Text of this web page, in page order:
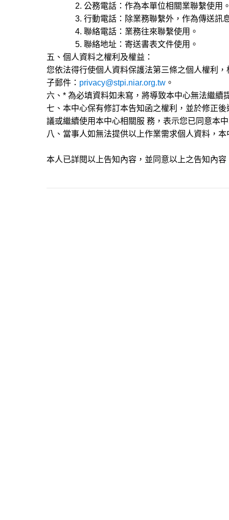
2. 公務電話：作為本單位相關業聯繫使用
3. 行動電話：除業務聯繫外，作為傳送訊
4. 聯絡電話：業務往來聯繫使用。
5. 聯絡地址：寄送書表文件使用。
五、個人資料之權利及權益：
您依法得行使個人資料保護法第三條之個人權利
子郵件： privacy@stpi.niar.org.tw 。
六、* 為必填資料如未寫，將導致本中心無法繼續
七、本中心保有修訂本告知函之權利，並於修正
議或繼續使用本中心相關服 務，表示您已同意本
八、當事人如無法提供以上作業需求個人資料，
本人已詳閱以上告知內容，並同意以上之告知內容